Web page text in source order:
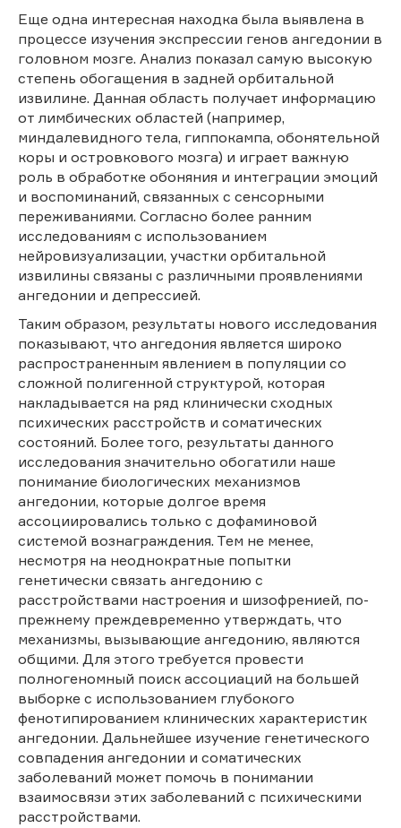
Еще одна интересная находка была выявлена в
процессе изучения экспрессии генов ангедонии в
головном мозге. Анализ показал самую высокую
степень обогащения в задней орбитальной
извилине. Данная область получает информацию
от лимбических областей (например,
миндалевидного тела, гиппокампа, обонятельной
коры и островкового мозга) и играет важную
роль в обработке обоняния и интеграции эмоций
и воспоминаний, связанных с сенсорными
переживаниями. Согласно более ранним
исследованиям с использованием
нейровизуализации, участки орбитальной
извилины связаны с различными проявлениями
ангедонии и депрессией.
Таким образом, результаты нового исследования
показывают, что ангедония является широко
распространенным явлением в популяции со
сложной полигенной структурой, которая
накладывается на ряд клинически сходных
психических расстройств и соматических
состояний. Более того, результаты данного
исследования значительно обогатили наше
понимание биологических механизмов
ангедонии, которые долгое время
ассоциировались только с дофаминовой
системой вознаграждения. Тем не менее,
несмотря на неоднократные попытки
генетически связать ангедонию с
расстройствами настроения и шизофренией, по-
прежнему преждевременно утверждать, что
механизмы, вызывающие ангедонию, являются
общими. Для этого требуется провести
полногеномный поиск ассоциаций на большей
выборке с использованием глубокого
фенотипированием клинических характеристик
ангедонии. Дальнейшее изучение генетического
совпадения ангедонии и соматических
заболеваний может помочь в понимании
взаимосвязи этих заболеваний с психическими
расстройствами.